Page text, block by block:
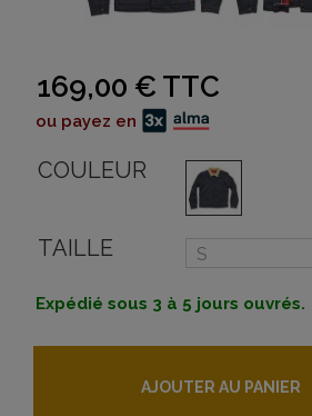
169,00 € TTC
ou payez en
COULEUR
TAILLE
Expédié sous 3 à 5 jours ouvrés.
AJOUTER AU PANIER